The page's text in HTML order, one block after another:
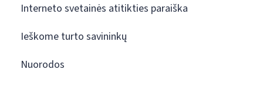
Interneto svetainės atitikties paraiška
Ieškome turto savininkų
Nuorodos